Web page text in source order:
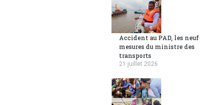
Accident au PAD, les neuf
mesures du ministre des
transports
21 juillet 2026